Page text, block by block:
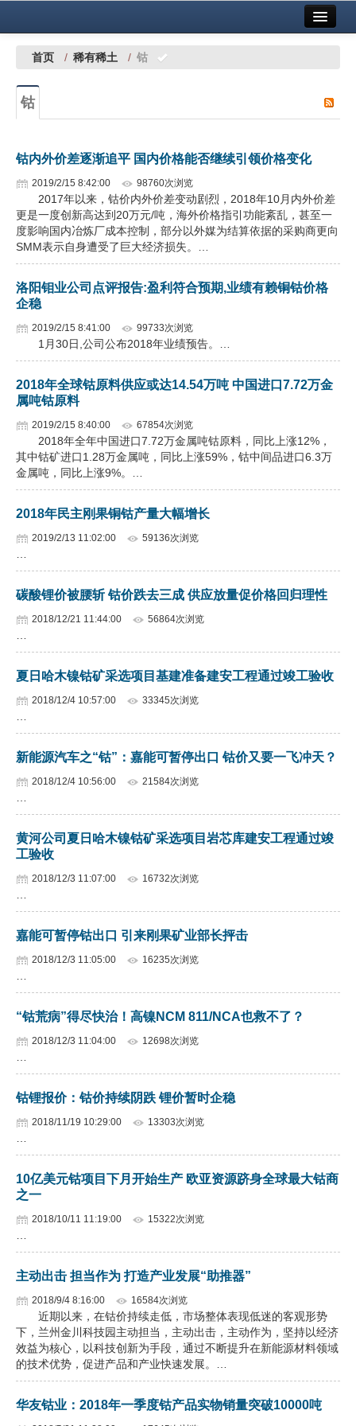
中国有色金属报社主办 广告服务
铜镍铅锌
稀有稀土
有色市场
科技
地矿 建设
党建工作
企业文化
《资源再生》杂志
行情报价
数字报
首页 / 稀有稀土 / 钴
钴
钴内外价差逐渐追平 国内价格能否继续引领价格变化
2019/2/15 8:42:00 98760次浏览
2017年以来，钴价内外价差变动剧烈，2018年10月内外价差
更是一度创新高达到20万元/吨，海外价格指引功能紊乱，甚至一
度影响国内冶炼厂成本控制，部分以外媒为结算依据的采购商更向
SMM表示自身遭受了巨大经济损失。…
洛阳钼业公司点评报告:盈利符合预期,业绩有赖铜钴价格
企稳
2019/2/15 8:41:00 99733次浏览
1月30日,公司公布2018年业绩预告。…
2018年全球钴原料供应或达14.54万吨 中国进口7.72万金
属吨钴原料
2019/2/15 8:40:00 67854次浏览
2018年全年中国进口7.72万金属吨钴原料，同比上涨12%，
其中钴矿进口1.28万金属吨，同比上涨59%，钴中间品进口6.3万
金属吨，同比上涨9%。…
2018年民主刚果铜钴产量大幅增长
2019/2/13 11:02:00 59136次浏览
碳酸锂价被腰斩 钴价跌去三成 供应放量促价格回归理性
2018/12/21 11:44:00 56864次浏览
夏日哈木镍钴矿采选项目基建准备建安工程通过竣工验收
2018/12/4 10:57:00 33345次浏览
新能源汽车之“钴”：嘉能可暂停出口 钴价又要一飞冲天？
2018/12/4 10:56:00 21584次浏览
黄河公司夏日哈木镍钴矿采选项目岩芯库建安工程通过竣
工验收
2018/12/3 11:07:00 16732次浏览
嘉能可暂停钴出口 引来刚果矿业部长抨击
2018/12/3 11:05:00 16235次浏览
“钴荒病”得尽快治！高镍NCM 811/NCA也救不了？
2018/12/3 11:04:00 12698次浏览
钴锂报价：钴价持续阴跌 锂价暂时企稳
2018/11/19 10:29:00 13303次浏览
10亿美元钴项目下月开始生产 欧亚资源跻身全球最大钴商
之一
2018/10/11 11:19:00 15322次浏览
主动出击 担当作为 打造产业发展“助推器”
2018/9/4 8:16:00 16584次浏览
近期以来，在钴价持续走低，市场整体表现低迷的客观形势
下，兰州金川科技园主动担当，主动出击，主动作为，坚持以经济
效益为核心，以科技创新为手段，通过不断提升在新能源材料领域
的技术优势，促进产品和产业快速发展。…
华友钴业：2018年一季度钴产品实物销量突破10000吨